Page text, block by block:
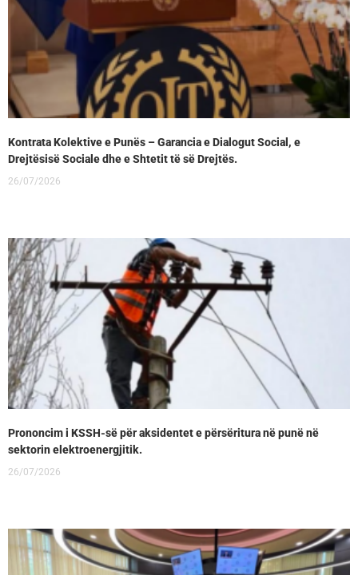
Kontrata Kolektive e Punës – Garancia e Dialogut Social, e
Drejtësisë Sociale dhe e Shtetit të së Drejtës.
26/07/2026
Prononcim i KSSH-së për aksidentet e përsëritura në punë në
sektorin elektroenergjitik.
26/07/2026